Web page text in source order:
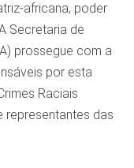
africana, poder
Secretaria de
prossegue com a
por esta
Raciais
representantes das